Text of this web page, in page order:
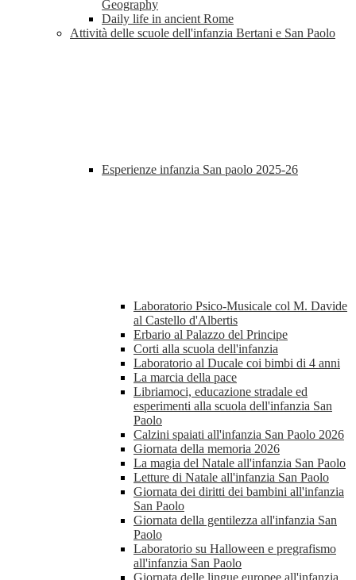
Geography
Daily life in ancient Rome
Attività delle scuole dell'infanzia Bertani e San Paolo
Esperienze infanzia San paolo 2025-26
Laboratorio Psico-Musicale col M. Davide
al Castello d'Albertis
Erbario al Palazzo del Principe
Corti alla scuola dell'infanzia
Laboratorio al Ducale coi bimbi di 4 anni
La marcia della pace
Libriamoci, educazione stradale ed
esperimenti alla scuola dell'infanzia San
Paolo
Calzini spaiati all'infanzia San Paolo 2026
Giornata della memoria 2026
La magia del Natale all'infanzia San Paolo
Letture di Natale all'infanzia San Paolo
Giornata dei diritti dei bambini all'infanzia
San Paolo
Giornata della gentilezza all'infanzia San
Paolo
Laboratorio su Halloween e pregrafismo
all'infanzia San Paolo